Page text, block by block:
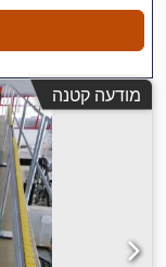
מודעה קטנה